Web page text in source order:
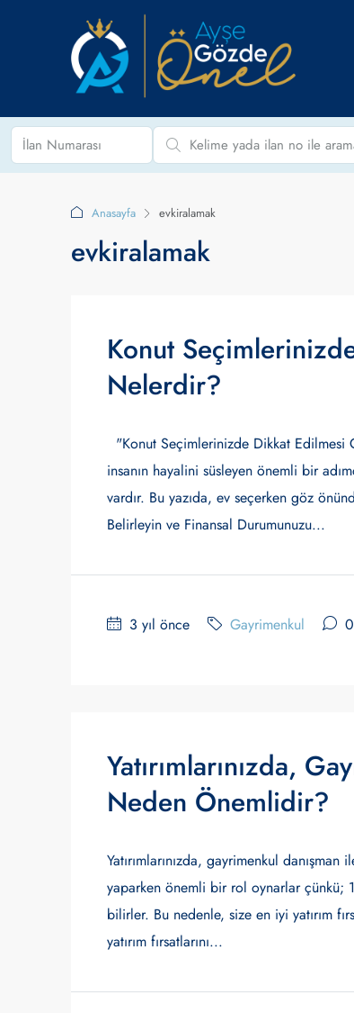
Anasayfa evkiralamak
evkiralamak
Konut
Nelerdir?
"Konut Seçimlerinizde Dikkat
insanın hayalini süsleyen önemli bir
vardır. Bu yazıda, ev seçerken göz
Belirleyin ve Finansal Durumunuzu...
3 yıl önce Gayrimenkul 0
Yatırımlarınızda,
Neden Önemlidir?
Yatırımlarınızda, gayrimenkul
yaparken önemli bir rol oynarlar çünkü;
bilirler. Bu nedenle, size en iyi yatırım
yatırım fırsatlarını...